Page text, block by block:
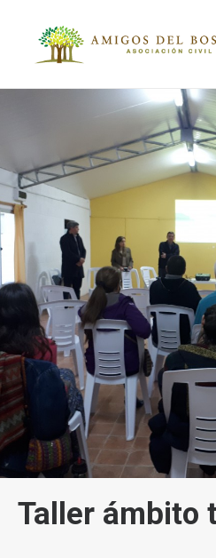
EL LUGAR
EL PROBLEMA
AMBIENTAL
PROYECTOS
ACTIVIDADES
CONTACTO
Taller ámbito